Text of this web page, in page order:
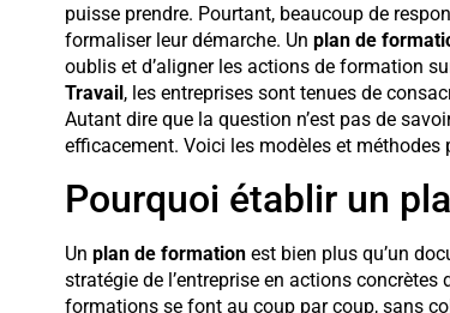
puisse prendre. Pourtant, beaucoup de
formaliser leur démarche. Un plan de
oublis et d’aligner les actions de formation
Travail, les entreprises sont tenues de
Autant dire que la question n’est pas de
efficacement. Voici les modèles et méthodes
Pourquoi établir un
Un plan de formationest bien plus qu’un
stratégie de l’entreprise en actions
formations se font au coup par coup, sans